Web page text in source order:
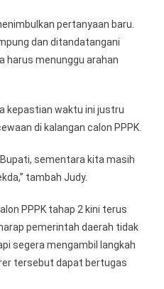
pertanyaan baru.
dan ditandatangani
harus menunggu arahan
kepastian waktu ini justru
di kalangan calon PPPK.
sementara kita masih
tambah Judy.
PPPK tahap 2 kini terus
pemerintah daerah tidak
segera mengambil langkah
tersebut dapat bertugas